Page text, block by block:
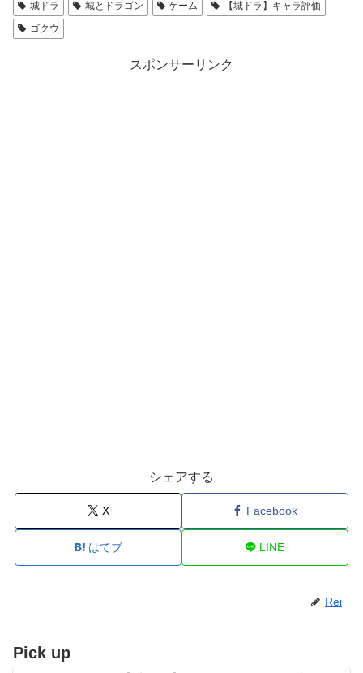
城ドラ 城とドラゴン ゲーム
【城ドラ】キャラ評価
ゴクウ
スポンサーリンク
シェアする
X Facebook
はてブ LINE
Rei
Pick up